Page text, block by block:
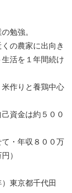
勉強。
の農家に出向き
活を１年間続け
作りと養鶏中心
資金は約５００
て・年収８００万
）
東京都千代田